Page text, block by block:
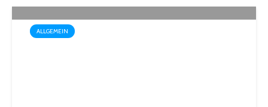
ALLGEMEIN